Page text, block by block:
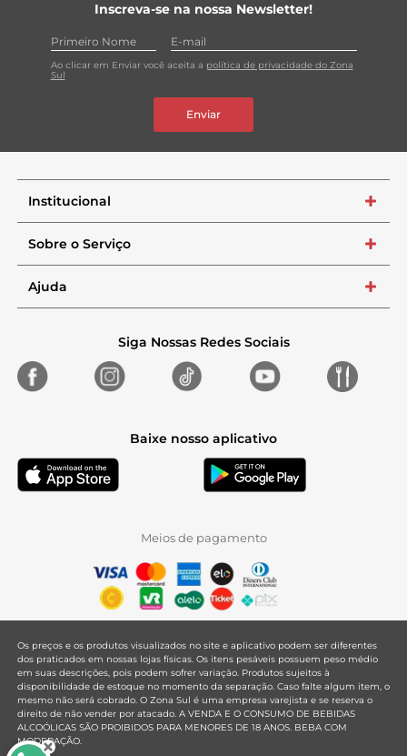
Inscreva-se na nossa Newsletter!
Ao clicar em Enviar você aceita a política de privacidade do Zona
Sul
Enviar
Institucional +
Sobre o Serviço +
Ajuda +
Siga Nossas Redes Sociais
Baixe nosso aplicativo
Meios de pagamento
Os preços e os produtos visualizados no site e aplicativo podem ser diferentes
dos praticados em nossas lojas físicas. Os itens pesáveis possuem peso médio
em suas descrições, pois podem sofrer variação. Produtos sujeitos à
disponibilidade de estoque no momento da separação. Caso falte algum item, o
mesmo não será cobrado. O Zona Sul é uma empresa varejista e se reserva o
direito de não vender por atacado. A VENDA E O CONSUMO DE BEBIDAS
ALCOÓLICAS SÃO PROIBIDOS PARA MENORES DE 18 ANOS. BEBA COM
MODERAÇÃO.